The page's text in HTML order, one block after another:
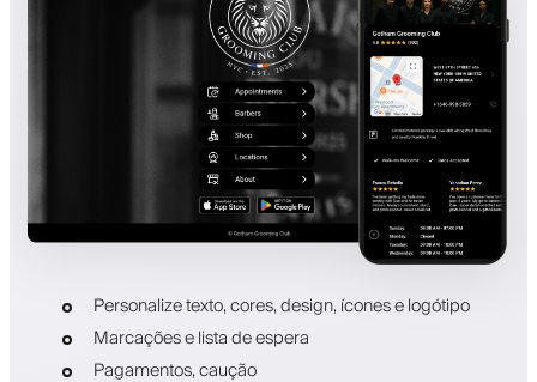
Personalize texto, cores, design, ícones e logótipo
Marcações e lista de espera
Pagamentos, caução